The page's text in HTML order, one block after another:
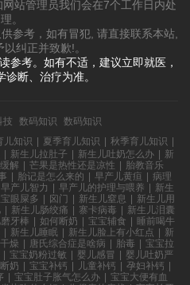
站管理员我们会在7个工作日内处
理。
参考，如有冒犯, 请直接联系本站,
纠正并致歉!。
参考。如有不适，建议立即就医，
诊断、治疗为准。
技 数码知识
数码知识
儿知识 | 夏季育儿知识 | 秋季育儿知识 |
| 新生儿拉肚子 | 新生儿吐奶怎么办 | 新
解 | 芒果是热性还是凉性 | 胎教音乐
| 胎记是怎么来的 | 早产儿黄疸 | 病理
早产儿智力 | 早产儿的护理与喂养 | 新生
眼屎多 | 囟门 | 新生儿窒息 | 新生儿用
| 新生儿肠绞痛 | 寨卡病毒 | 新生儿泪囊
牙棒 | 如何断奶 | 宝宝辅食 | 睡前喝牛
| 新生儿睡眠 | 新生儿脸上有小红点 | 新
燥 | 唐氏综合症是啥病 | 胎毒 | 宝宝拉
| 宝宝奶粉过敏 | 婴儿感冒 | 婴儿吐奶严
奶 | 宝宝补钙 | 儿童补钙 | 孕妇补钙 |
| 宝宝肚子胀气怎么办 | 宝宝大便有血